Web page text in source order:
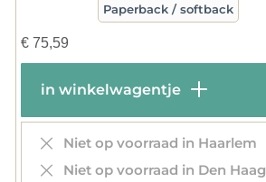
Paperback / softback
€75,59
in winkelwagentje
Niet op voorraad in Haarlem
Niet op voorraad in Den Haag